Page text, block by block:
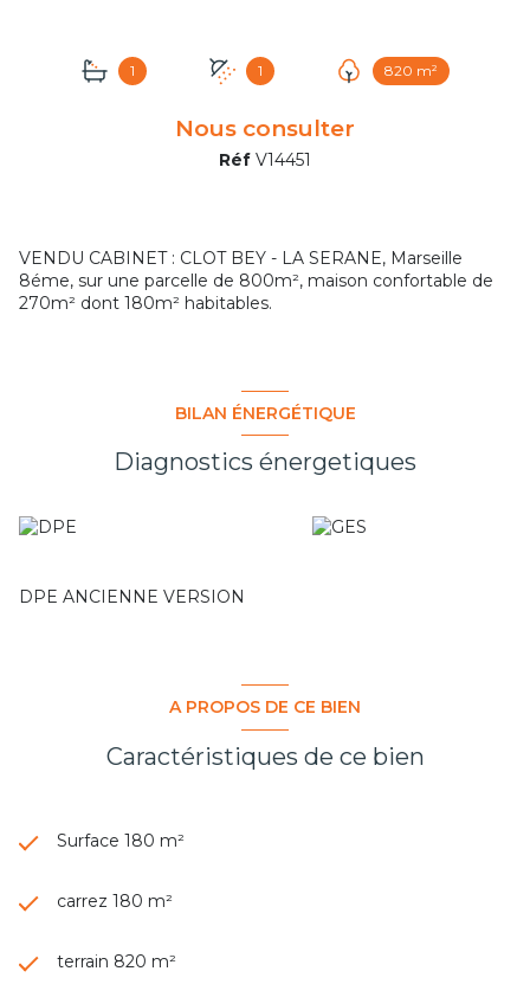
1 1 820 m²
Nous consulter
Réf V14451
VENDU CABINET : CLOT BEY - LA SERANE, Marseille
8éme, sur une parcelle de 800m², maison confortable de
270m² dont 180m² habitables.
BILAN ÉNERGÉTIQUE
Diagnostics énergetiques
DPE ANCIENNE VERSION
A PROPOS DE CE BIEN
Caractéristiques de ce bien
Surface 180 m²
carrez 180 m²
terrain 820 m²